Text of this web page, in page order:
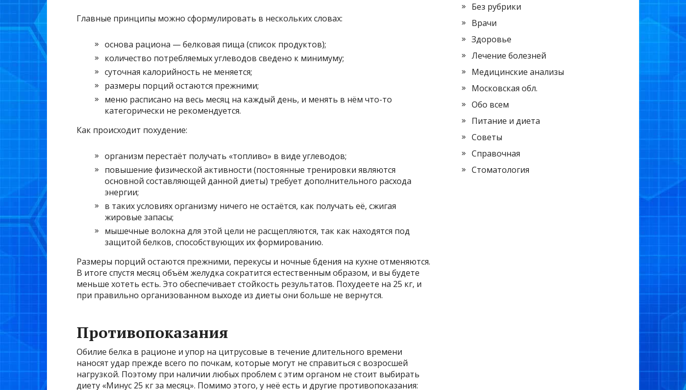
Главные принципы можно сформулировать в нескольких словах:
основа рациона — белковая пища (список продуктов);
количество потребляемых углеводов сведено к минимуму;
суточная калорийность не меняется;
размеры порций остаются прежними;
меню расписано на весь месяц на каждый день, и менять в нём что-то
категорически не рекомендуется.
Как происходит похудение:
организм перестаёт получать «топливо» в виде углеводов;
повышение физической активности (постоянные тренировки являются
основной составляющей данной диеты) требует дополнительного расхода
энергии;
в таких условиях организму ничего не остаётся, как получать её, сжигая
жировые запасы;
мышечные волокна для этой цели не расщепляются, так как находятся под
защитой белков, способствующих их формированию.
Размеры порций остаются прежними, перекусы и ночные бдения на кухне отменяются.
В итоге спустя месяц объём желудка сократится естественным образом, и вы будете
меньше хотеть есть. Это обеспечивает стойкость результатов. Похудеете на 25 кг, и
при правильно организованном выходе из диеты они больше не вернутся.
Противопоказания
Обилие белка в рационе и упор на цитрусовые в течение длительного времени
наносят удар прежде всего по почкам, которые могут не справиться с возросшей
нагрузкой. Поэтому при наличии любых проблем с этим органом не стоит выбирать
диету «Минус 25 кг за месяц». Помимо этого, у неё есть и другие противопоказания:
Без рубрики
Врачи
Здоровье
Лечение болезней
Медицинские анализы
Московская обл.
Обо всем
Питание и диета
Советы
Справочная
Стоматология